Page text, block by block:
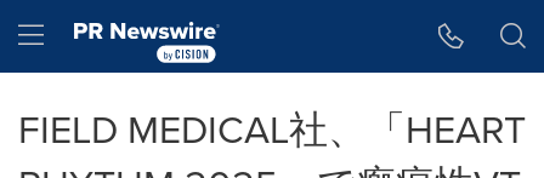
Hamburger menu
FIELD MEDICAL社、「HEART